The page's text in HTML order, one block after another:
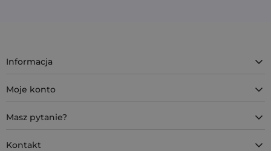
Informacja
Moje konto
Masz pytanie?
Kontakt